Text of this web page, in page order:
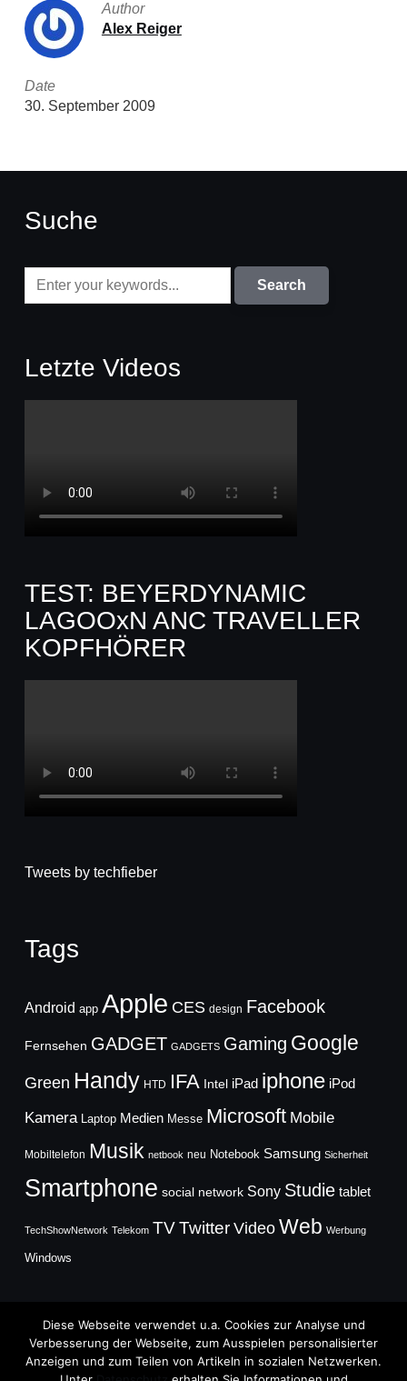
Author
Alex Reiger
Date
30. September 2009
Suche
Letzte Videos
TEST: BEYERDYNAMIC
LAGOOxN ANC TRAVELLER
KOPFHÖRER
Tweets by techfieber
Tags
Android app Apple CES design Facebook
Fernsehen GADGET GADGETS Gaming Google
Green Handy HTD IFA Intel iPad iphone iPod
Kamera Laptop Medien Messe Microsoft Mobile
Mobiltelefon Musik netbook neu Notebook Samsung Sicherheit
Smartphone social network Sony Studie tablet
TechShowNetwork Telekom TVTwitter Video Web Werbung
Windows
Copyright © 2026
Diese Webseite verwendet u.a. Cookies zur Analyse und
Verbesserung der Webseite, zum Ausspielen personalisierter
Anzeigen und zum Teilen von Artikeln in sozialen Netzwerken.